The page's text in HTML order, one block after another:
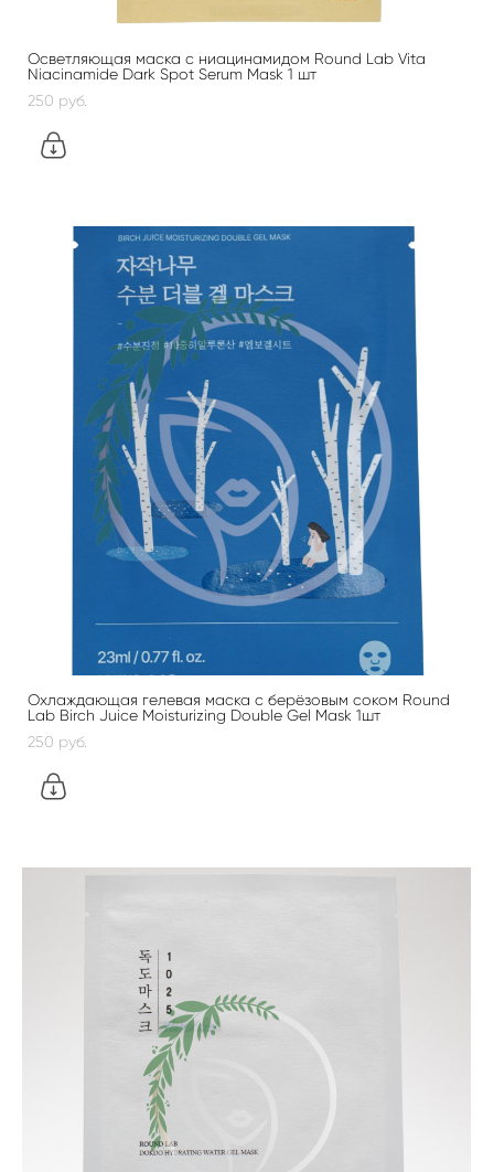
Осветляющая маска с ниацинамидом Round Lab Vita
Niacinamide Dark Spot Serum Mask 1 шт
250 pуб.
Охлаждающая гелевая маска с берёзовым соком Round
Lab Birch Juice Moisturizing Double Gel Mask 1шт
250 pуб.